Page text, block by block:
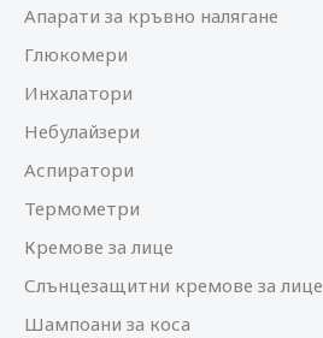
Апарати за кръвно налягане
Глюкомери
Инхалатори
Небулайзери
Аспиратори
Термометри
Кремове за лице
Слънцезащитни кремове за лице
Шампоани за коса